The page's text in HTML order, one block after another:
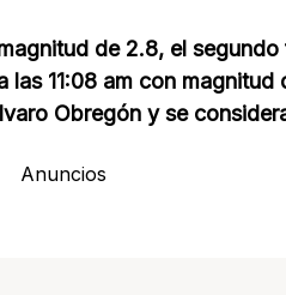
de 2.8, el segundo
11:08 am con magnitud
Obregón y se
Anuncios